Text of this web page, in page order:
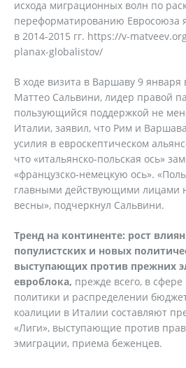
исхода миграционных волн по
переформатированию Евросоюза
в 2014-2015 гг. https://v-
planax-globalistov/
В ходе визита в Варшаву 9
Маттео Сальвини, лидер правой
пользующийся поддержкой не
Италии, заявил, что Рим и
усилия в евроскептическом
что «итальянско-польская ось»
«французско-немецкую ось».
главными действующими лицами
весны», подчеркнул Сальвини.
Тренд на континенте: рост
популистских и новых
выступающих против прежних
евроблока, прежде всего, в
политики и распределении
коалиции в Италии составляют
«Лиги», выступающие против
эмиграции, приема беженцев.